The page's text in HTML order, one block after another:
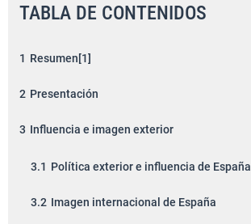
TABLA DE CONTENIDOS
1 Resumen[1]
2 Presentación
3 Influencia e imagen exterior
3.1 Política exterior e influencia de España
3.2 Imagen internacional de España